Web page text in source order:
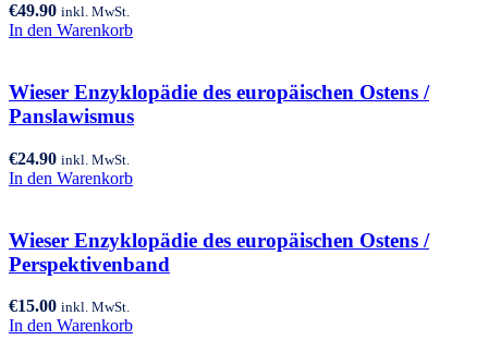
€49.90 inkl. MwSt.
In den Warenkorb
Wieser Enzyklopädie des europäischen Ostens /
Panslawismus
€24.90 inkl. MwSt.
In den Warenkorb
Wieser Enzyklopädie des europäischen Ostens /
Perspektivenband
€15.00 inkl. MwSt.
In den Warenkorb